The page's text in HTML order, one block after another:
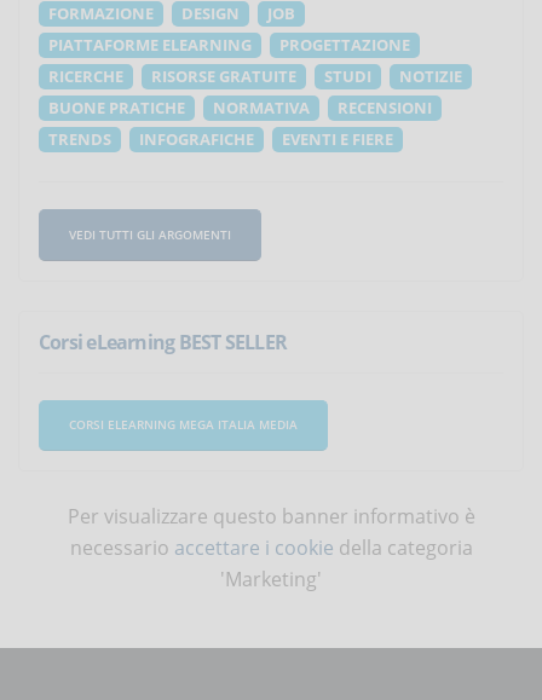
FORMAZIONE DESIGN
JOB
PIATTAFORME ELEARNING
PROGETTAZIONE
RICERCHE
RISORSE GRATUITE STUDI
NOTIZIE
BUONE PRATICHE
NORMATIVA
RECENSIONI
TRENDS
INFOGRAFICHE EVENTI E FIERE
VEDI TUTTI GLI ARGOMENTI
Corsi eLearning BEST SELLER
CORSI ELEARNING MEGA ITALIA MEDIA
Per visualizzare questo banner informativo è
necessario accettare i cookie della categoria
'Marketing'